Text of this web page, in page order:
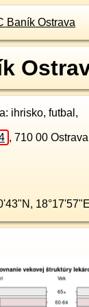
Baník Ostrava
: ihrisko, futbal,
, 710 00
, 18°17'57"E